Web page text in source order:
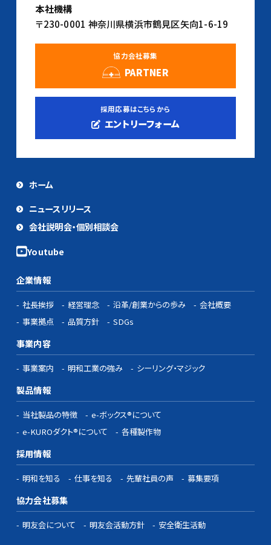
本社機構
〒230-0001 神奈川県横浜市鶴見区矢向1-6-19
協力会社募集
PARTNER
採用応募はこちらから
エントリーフォーム
ホーム
ニュースリリース
会社説明会・個別相談会
企業情報
社長挨拶 経営理念 沿革/創業からの歩み
会社概要
事業拠点
品質方針 SDGs
事業内容
事業案内 明和工業の強み シーリング・マジック
製品情報
当社製品の特徴
e-ボックス®について
e-KUROダクト®について
各種製作物
採用情報
明和を知る 仕事を知る 先輩社員の声 募集要項
協力会社募集
明友会について 明友会活動方針 安全衛生活動